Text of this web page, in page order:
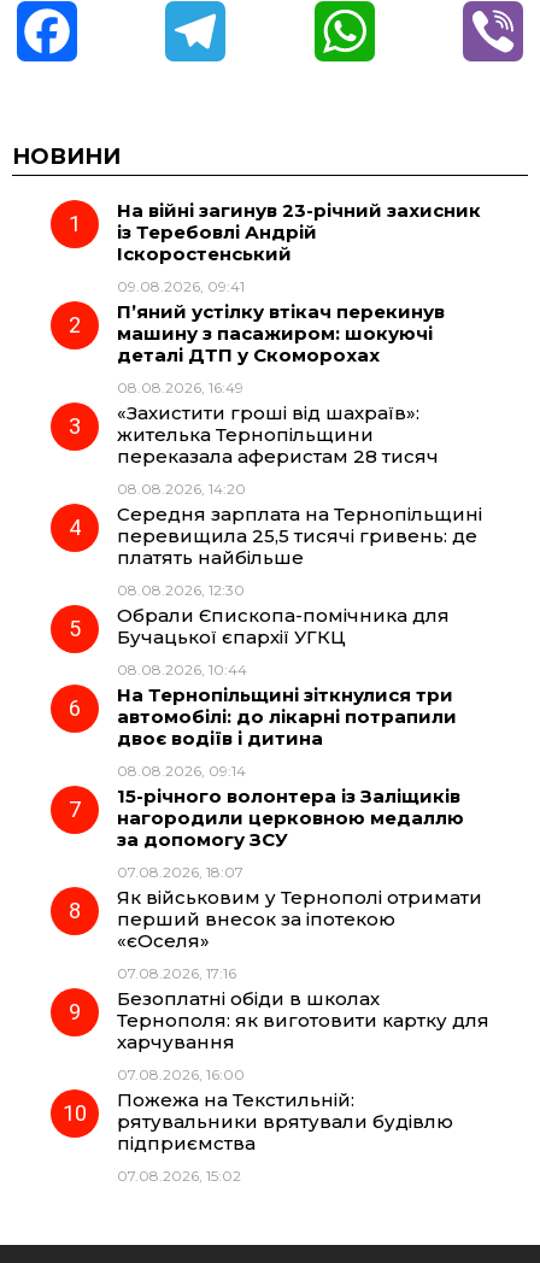
c
e
o
k
e
r
a
m
t
A
p
НОВИНИ
На війні загинув 23-річний захисник
із Теребовлі Андрій
Іскоростенський
09.08.2026, 09:41
П’яний устілку втікач перекинув
машину з пасажиром: шокуючі
деталі ДТП у Скоморохах
08.08.2026, 16:49
«Захистити гроші від шахраїв»:
жителька Тернопільщини
переказала аферистам 28 тисяч
08.08.2026, 14:20
Середня зарплата на Тернопільщині
перевищила 25,5 тисячі гривень: де
платять найбільше
08.08.2026, 12:30
Обрали Єпископа-помічника для
Бучацької єпархії УГКЦ
08.08.2026, 10:44
На Тернопільщині зіткнулися три
автомобілі: до лікарні потрапили
двоє водіїв і дитина
08.08.2026, 09:14
15-річного волонтера із Заліщиків
нагородили церковною медаллю
за допомогу ЗСУ
07.08.2026, 18:07
Як військовим у Тернополі отримати
перший внесок за іпотекою
«єОселя»
07.08.2026, 17:16
Безоплатні обіди в школах
Тернополя: як виготовити картку для
харчування
07.08.2026, 16:00
Пожежа на Текстильній:
рятувальники врятували будівлю
підприємства
07.08.2026, 15:02